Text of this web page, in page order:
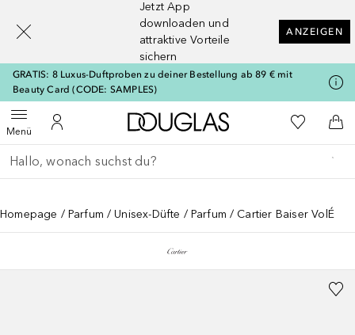
Jetzt App
downloaden und
attraktive Vorteile
sichern
ANZEIGEN
GRATIS: 8 Luxus-Duftproben zu deiner Bestellung ab 89 € mit
Beauty Card (CODE: SAMPLES)
MenüMenü öffnenZu Meinem Kundenkonto
Zur Douglas Startseite
Zu Meiner
Gehe zurück
Suche ausführen
Homepage Parfum Unisex-Düfte Parfum Cartier Baiser VolÉ
[navigation.slideout.screenreader]